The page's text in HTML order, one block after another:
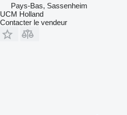
Pays-Bas, Sassenheim
UCM Holland
Contacter le vendeur